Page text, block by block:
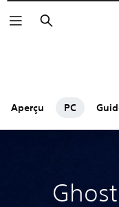
Rechercher
Aperçu PC